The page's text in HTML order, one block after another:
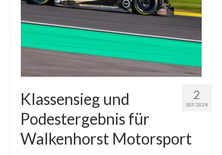
2
SEP. 2024
Klassensieg und
Podestergebnis für
Walkenhorst Motorsport